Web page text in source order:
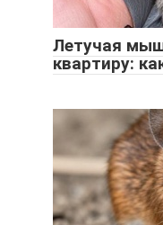
Летучая
квартиру: